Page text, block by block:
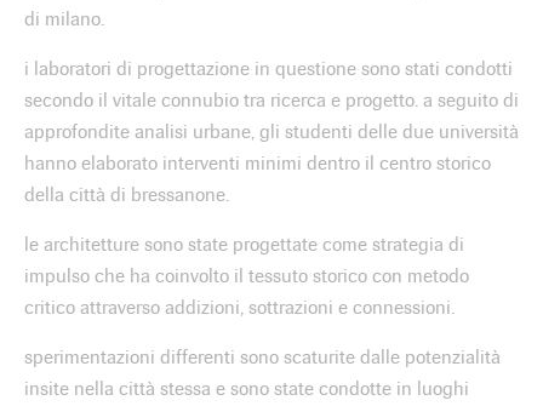
di milano.
i laboratori di progettazione in questione sono stati condotti
secondo il vitale connubio tra ricerca e progetto. a seguito di
approfondite analisi urbane, gli studenti delle due università
hanno elaborato interventi minimi dentro il centro storico
della città di bressanone.
le architetture sono state progettate come strategia di
impulso che ha coinvolto il tessuto storico con metodo
critico attraverso addizioni, sottrazioni e connessioni.
sperimentazioni differenti sono scaturite dalle potenzialità
insite nella città stessa e sono state condotte in luoghi